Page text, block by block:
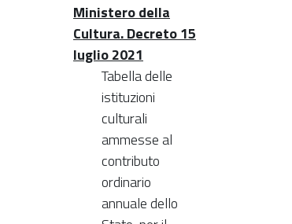
Ministero della
Cultura. Decreto 15
luglio 2021
Tabella delle
istituzioni
culturali
ammesse al
contributo
ordinario
annuale dello